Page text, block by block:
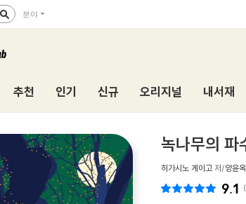
분야
추천 인기 신규 오리지널 내서재
녹나무의 파
히가시노 게이고 저/양윤옥
9.1 (